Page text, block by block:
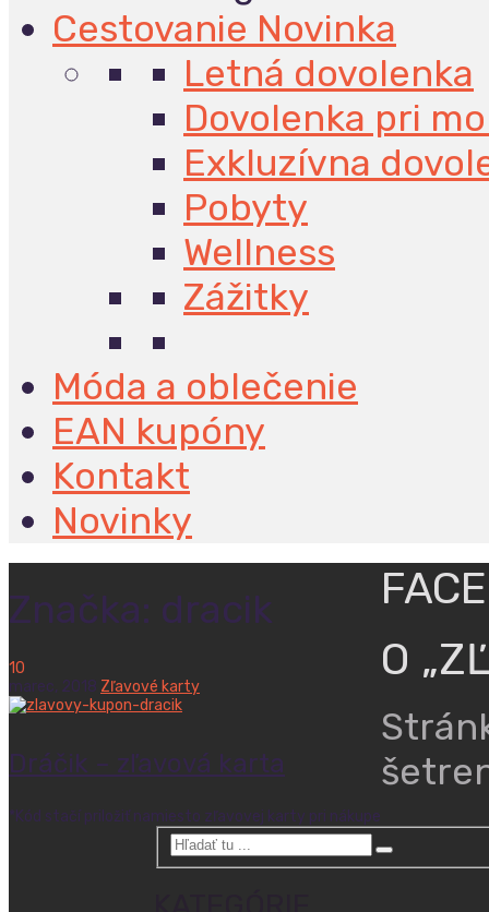
Cestovanie Novinka
Letná dovolenka
Dovolenka pri
Exkluzívna
Pobyty
Wellness
Zážitky
Móda a oblečenie
EAN kupóny
Kontakt
Novinky
Značka: dracik
10
marec, 2018 Zľavové karty
Dráčik – zľavová karta
*Kód stačí priložiť namiesto zľavovej karty pri nákupe
O